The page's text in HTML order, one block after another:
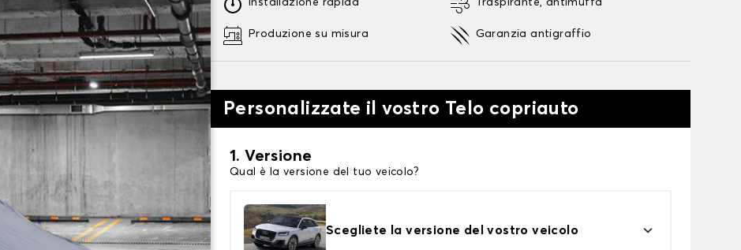
Installazione rapida
Produzione su misura
Traspirante, antimuffa
Garanzia antigraffio
Personalizzate il vostro Telo copriauto
1. Versione
Qual è la versione del tuo veicolo?
Scegliete la versione del vostro veicolo